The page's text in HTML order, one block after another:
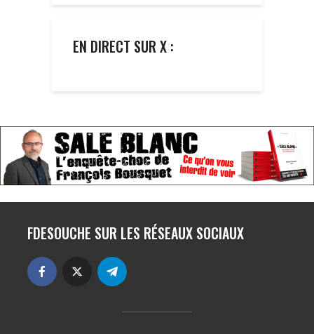
EN DIRECT SUR X :
FDESOUCHE SUR LES RÉSEAUX SOCIAUX